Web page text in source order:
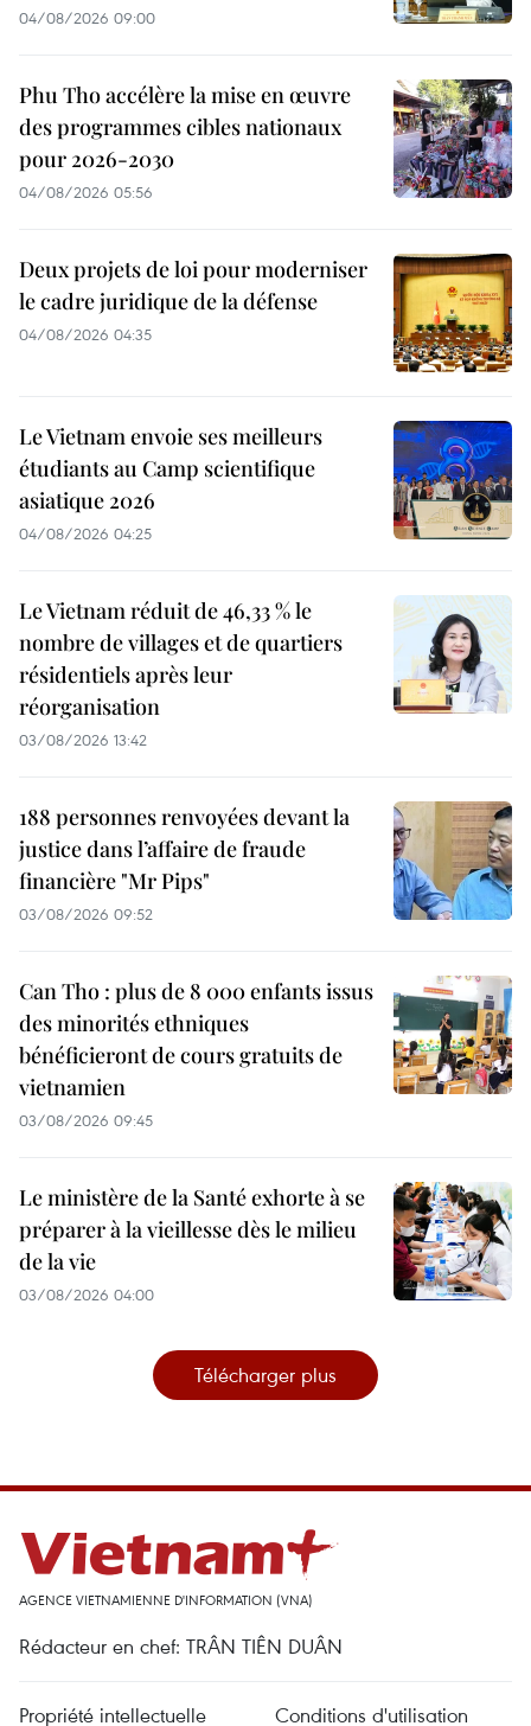
04/08/2026 09:00
Phu Tho accélère la mise en œuvre
des programmes cibles nationaux
pour 2026-2030
04/08/2026 05:56
Deux projets de loi pour moderniser
le cadre juridique de la défense
04/08/2026 04:35
Le Vietnam envoie ses meilleurs
étudiants au Camp scientifique
asiatique 2026
04/08/2026 04:25
Le Vietnam réduit de 46,33 % le
nombre de villages et de quartiers
résidentiels après leur
réorganisation
03/08/2026 13:42
188 personnes renvoyées devant la
justice dans l’affaire de fraude
financière "Mr Pips"
03/08/2026 09:52
Can Tho : plus de 8 000 enfants issus
des minorités ethniques
bénéficieront de cours gratuits de
vietnamien
03/08/2026 09:45
Le ministère de la Santé exhorte à se
préparer à la vieillesse dès le milieu
de la vie
03/08/2026 04:00
Télécharger plus
AGENCE VIETNAMIENNE D'INFORMATION (VNA)
Rédacteur en chef: TRÂN TIÊN DUÂN
Propriété intellectuelle Conditions d'utilisation